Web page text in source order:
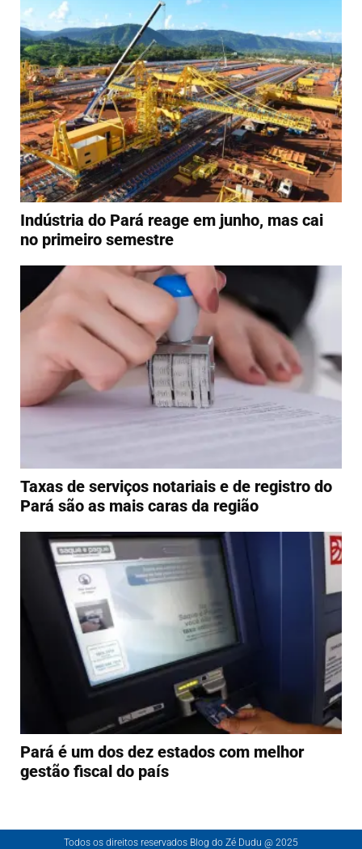
Indústria do Pará reage em junho, mas cai
no primeiro semestre
Taxas de serviços notariais e de registro do
Pará são as mais caras da região
Pará é um dos dez estados com melhor
gestão fiscal do país
Todos os direitos reservados Blog do Zé Dudu @ 2025